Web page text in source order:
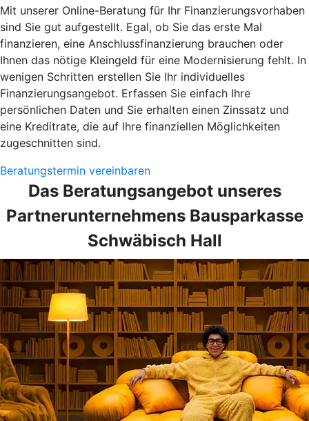
Mit unserer Online-Beratung für Ihr Finanzierungsvorhaben
sind Sie gut aufgestellt. Egal, ob Sie das erste Mal
finanzieren, eine Anschlussfinanzierung brauchen oder
Ihnen das nötige Kleingeld für eine Modernisierung fehlt. In
wenigen Schritten erstellen Sie Ihr individuelles
Finanzierungsangebot. Erfassen Sie einfach Ihre
persönlichen Daten und Sie erhalten einen Zinssatz und
eine Kreditrate, die auf Ihre finanziellen Möglichkeiten
zugeschnitten sind.
Beratungstermin vereinbaren
Das Beratungsangebot unseres
Partnerunternehmens Bausparkasse
Schwäbisch Hall